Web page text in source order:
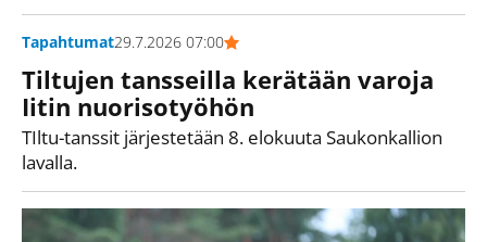
Tapahtumat29.7.2026 07:00
Tiltujen tansseilla kerätään varoja
Iitin nuorisotyöhön
TIltu-tanssit järjestetään 8. elokuuta Saukonkallion
lavalla.